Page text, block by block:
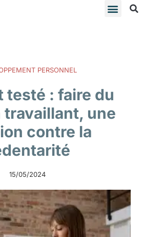
PERSONNEL
testé : faire du
travaillant, une
contre la
15/05/2024